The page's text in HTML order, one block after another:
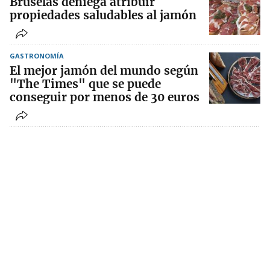
propiedades saludables al jamón
GASTRONOMÍA
El mejor jamón del mundo según
"The Times" que se puede
conseguir por menos de 30 euros